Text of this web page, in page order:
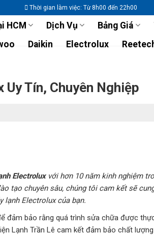
Thời gian làm việc: Từ 8h00 đến 22h00
HCM Dịch Vụ Bảng Giá
Daikin Electrolux
Tín, Chuyên Nghiệp
Electroluxvới hơn 10 năm kinh nghiệm
tạo chuyên sâu, chúng tôi cam kết sẽ
lạnh Electrolux của bạn.
đảm bảo rằng quá trình sửa chữa được
Lạnh Trần Lê cam kết đảm bảo chất